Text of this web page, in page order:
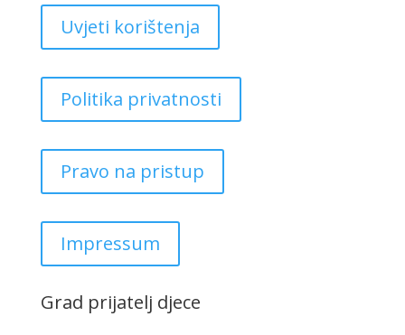
Uvjeti korištenja
Politika privatnosti
Pravo na pristup
Impressum
Grad prijatelj djece